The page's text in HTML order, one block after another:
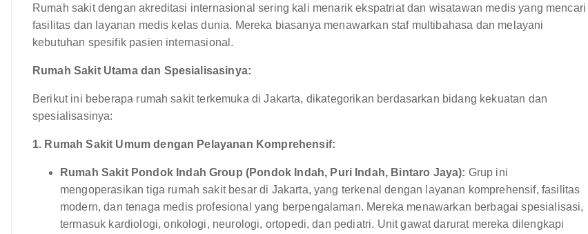
Rumah sakit dengan akreditasi internasional sering kali menarik ekspatriat dan wisatawan medis yang mencari
fasilitas dan layanan medis kelas dunia. Mereka biasanya menawarkan staf multibahasa dan melayani
kebutuhan spesifik pasien internasional.
Rumah Sakit Utama dan Spesialisasinya:
Berikut ini beberapa rumah sakit terkemuka di Jakarta, dikategorikan berdasarkan bidang kekuatan dan
spesialisasinya:
1. Rumah Sakit Umum dengan Pelayanan Komprehensif:
Rumah Sakit Pondok Indah Group (Pondok Indah, Puri Indah, Bintaro Jaya): Grup ini
mengoperasikan tiga rumah sakit besar di Jakarta, yang terkenal dengan layanan komprehensif, fasilitas
modern, dan tenaga medis profesional yang berpengalaman. Mereka menawarkan berbagai spesialisasi,
termasuk kardiologi, onkologi, neurologi, ortopedi, dan pediatri. Unit gawat darurat mereka dilengkapi